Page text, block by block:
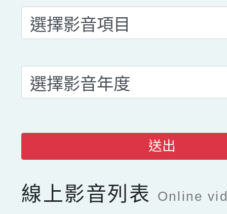
送出
線上影音列表 Online